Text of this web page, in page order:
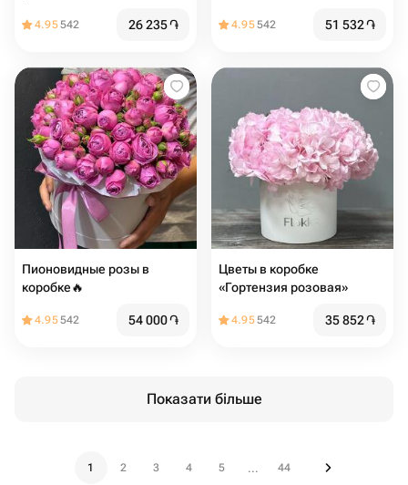
4.95542 26 235֏ 4.95542 51 532֏
Пионовидные розы в
коробке🔥
4.95542 54 000֏
Цветы в коробке
«Гортензия розовая»
4.95542 35 852֏
Показати більше
1 2 3 4 5 ... 44